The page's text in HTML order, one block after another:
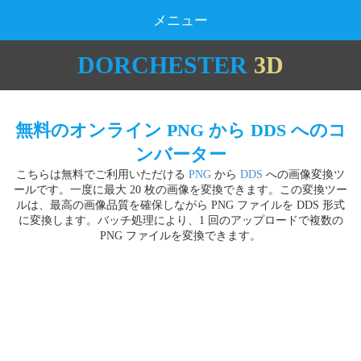
メニュー
DORCHESTER 3D
無料のオンライン PNG から DDS へのコ
ンバーター
こちらは無料でご利用いただける PNG から DDS への画像変換ツ
ールです。一度に最大 20 枚の画像を変換できます。この変換ツー
ルは、最高の画像品質を確保しながら PNG ファイルを DDS 形式
に変換します。バッチ処理により、1 回のアップロードで複数の
PNG ファイルを変換できます。